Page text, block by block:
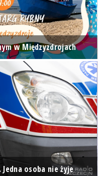
w Międzyzdrojach
osoba nie żyje